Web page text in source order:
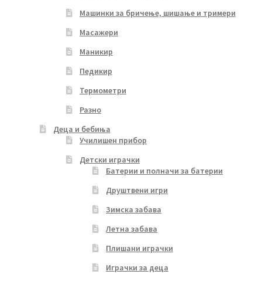
Машинки за бричење, шишање и тримери
Масажери
Маникир
Педикир
Термометри
Разно
Деца и бебиња
Училишен прибор
Детски играчки
Батерии и полначи за батерии
Друштвени игри
Зимска забава
Летна забава
Плишани играчки
Играчки за деца